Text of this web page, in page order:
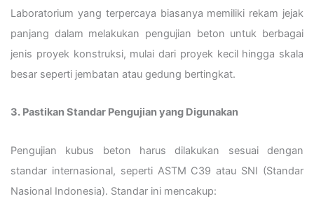
Laboratorium yang terpercaya biasanya memiliki rekam jejak
panjang dalam melakukan pengujian beton untuk berbagai
jenis proyek konstruksi, mulai dari proyek kecil hingga skala
besar seperti jembatan atau gedung bertingkat.
3. Pastikan Standar Pengujian yang Digunakan
Pengujian kubus beton harus dilakukan sesuai dengan
standar internasional, seperti ASTM C39 atau SNI (Standar
Nasional Indonesia). Standar ini mencakup: